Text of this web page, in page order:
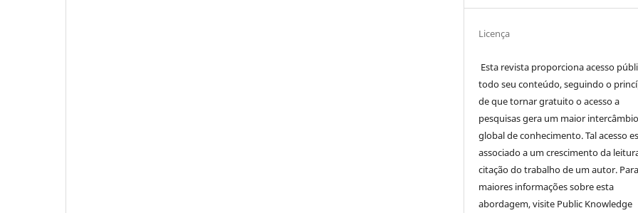
Licença
Esta revista proporciona acesso
todo seu conteúdo, seguindo o
de que tornar gratuito o acesso a
pesquisas gera um maior intercâmbio
global de conhecimento. Tal acesso
associado a um crescimento da
citação do trabalho de um autor. Para
maiores informações sobre esta
abordagem, visite Public Knowledge